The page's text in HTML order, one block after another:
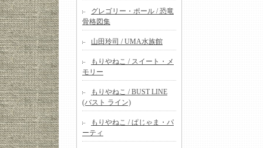
グレゴリー・ポール / 恐竜
骨格図集
山田玲司 / UMA水族館
もりやねこ / スイート・メ
モリー
もりやねこ / BUST LINE
(バスト ライン)
もりやねこ / ぱじゃま・パ
ーティ